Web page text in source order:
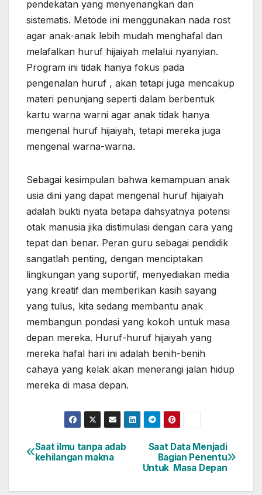
pendekatan yang menyenangkan dan
sistematis. Metode ini menggunakan nada rost
agar anak-anak lebih mudah menghafal dan
melafalkan huruf hijaiyah melalui nyanyian.
Program ini tidak hanya fokus pada
pengenalan huruf , akan tetapi juga mencakup
materi penunjang seperti dalam berbentuk
kartu warna warni agar anak tidak hanya
mengenal huruf hijaiyah, tetapi mereka juga
mengenal warna-warna.
Sebagai kesimpulan bahwa kemampuan anak
usia dini yang dapat mengenal huruf hijaiyah
adalah bukti nyata betapa dahsyatnya potensi
otak manusia jika distimulasi dengan cara yang
tepat dan benar. Peran guru sebagai pendidik
sangatlah penting, dengan menciptakan
lingkungan yang suportif, menyediakan media
yang kreatif dan memberikan kasih sayang
yang tulus, kita sedang membantu anak
membangun pondasi yang kokoh untuk masa
depan mereka. Huruf-huruf hijaiyah yang
mereka hafal hari ini adalah benih-benih
cahaya yang kelak akan menerangi jalan hidup
mereka di masa depan.
Post
Saat Data Menjadi
Bagian Penentu
Untuk Masa Depan
Saat ilmu tanpa adab
kehilangan makna